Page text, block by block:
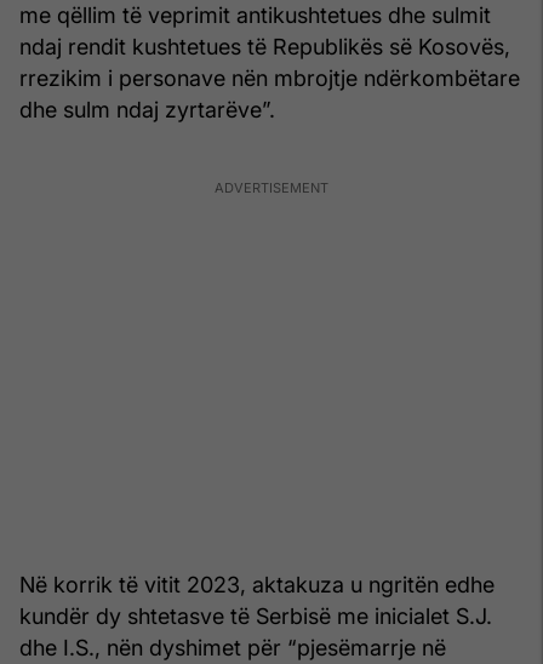
me qëllim të veprimit antikushtetues dhe sulmit
ndaj rendit kushtetues të Republikës së Kosovës,
rrezikim i personave nën mbrojtje ndërkombëtare
dhe sulm ndaj zyrtarëve”.
Në korrik të vitit 2023, aktakuza u ngritën edhe
kundër dy shtetasve të Serbisë me inicialet S.J.
dhe I.S., nën dyshimet për “pjesëmarrje në